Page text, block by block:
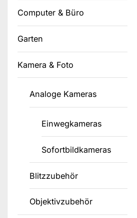
Computer & Büro
Garten
Kamera & Foto
Analoge Kameras
Einwegkameras
Sofortbildkameras
Blitzzubehör
Objektivzubehör